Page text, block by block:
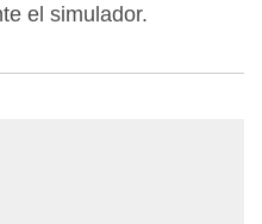
el simulador.